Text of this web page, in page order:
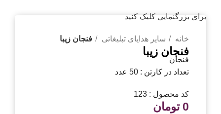
برای بزرگنمایی کلیک کنید
خانه سایر هدایای تبلیغاتی فنجان زیبا
فنجان زیبا
فنجان
تعداد در کارتن : 50 عدد
کد محصول : 123
0 تومان